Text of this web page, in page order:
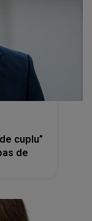
cuplu”
de